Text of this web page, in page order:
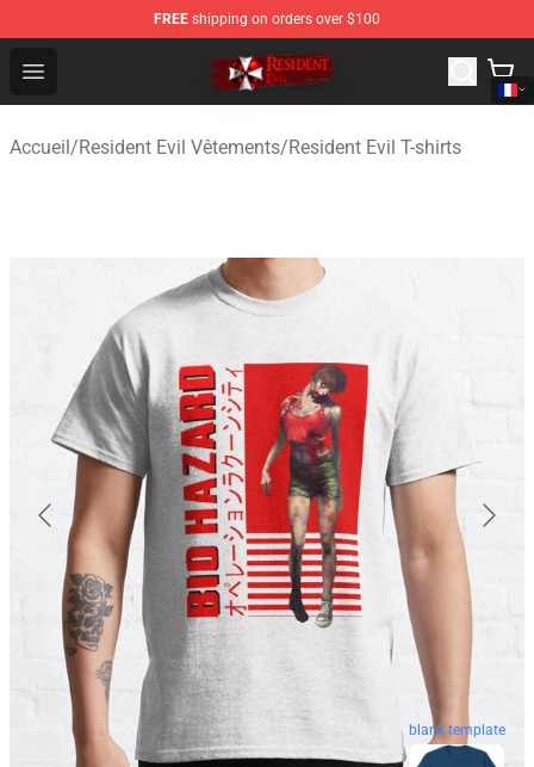
FREE shipping on orders over $100
Open menu
Resident Evil Shop - Official Resident Evil Merchandise
Accueil/Resident Evil Vêtements/Resident Evil T-shirts
blank template